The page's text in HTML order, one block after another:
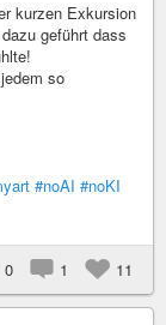
kurzen Exkursion
geführt dass
so
#noAI #noKI
0 1 11